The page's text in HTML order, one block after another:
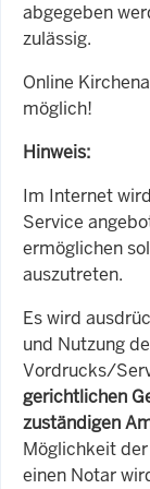
abgegeben
zulässig.
Online
möglich!
Hinweis:
Im Internet
Service
ermöglichen
auszutreten.
Es wird
und Nutzung
Vordrucks/
gerichtlichen
zuständigen
Möglichkeit
einen Notar